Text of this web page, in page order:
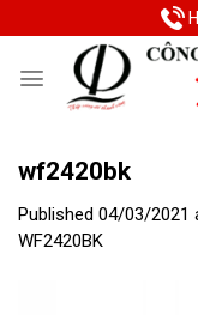
to
wf2420bk
Published 04/03/2021
WF2420BK